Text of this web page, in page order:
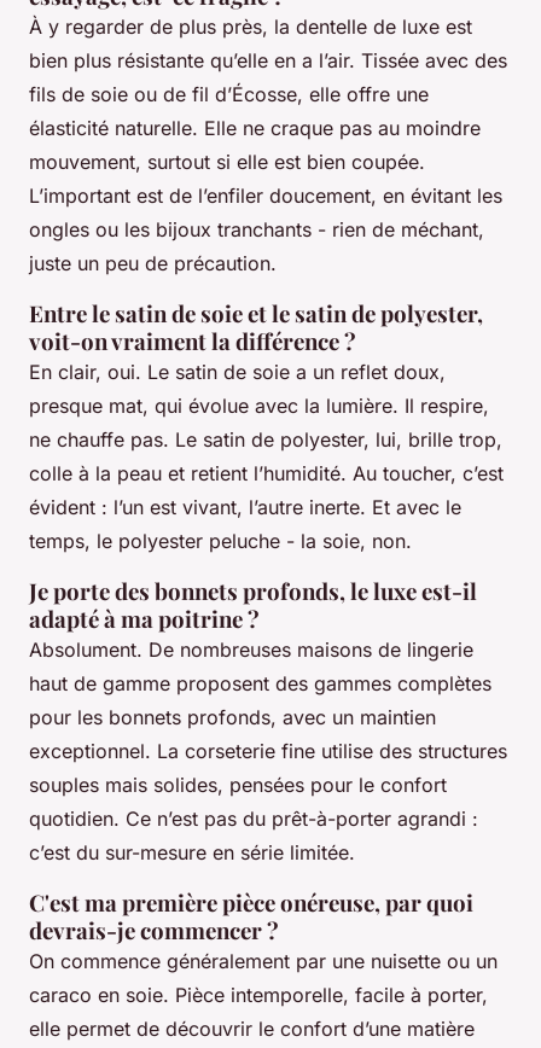
À y regarder de plus près, la dentelle de luxe est
bien plus résistante qu’elle en a l’air. Tissée avec des
fils de soie ou de fil d’Écosse, elle offre une
élasticité naturelle. Elle ne craque pas au moindre
mouvement, surtout si elle est bien coupée.
L’important est de l’enfiler doucement, en évitant les
ongles ou les bijoux tranchants - rien de méchant,
juste un peu de précaution.
Entre le satin de soie et le satin de polyester,
voit-on vraiment la différence ?
En clair, oui. Le satin de soie a un reflet doux,
presque mat, qui évolue avec la lumière. Il respire,
ne chauffe pas. Le satin de polyester, lui, brille trop,
colle à la peau et retient l’humidité. Au toucher, c’est
évident : l’un est vivant, l’autre inerte. Et avec le
temps, le polyester peluche - la soie, non.
Je porte des bonnets profonds, le luxe est-il
adapté à ma poitrine ?
Absolument. De nombreuses maisons de lingerie
haut de gamme proposent des gammes complètes
pour les bonnets profonds, avec un maintien
exceptionnel. La corseterie fine utilise des structures
souples mais solides, pensées pour le confort
quotidien. Ce n’est pas du prêt-à-porter agrandi :
c’est du sur-mesure en série limitée.
C'est ma première pièce onéreuse, par quoi
devrais-je commencer ?
On commence généralement par une nuisette ou un
caraco en soie. Pièce intemporelle, facile à porter,
elle permet de découvrir le confort d’une matière